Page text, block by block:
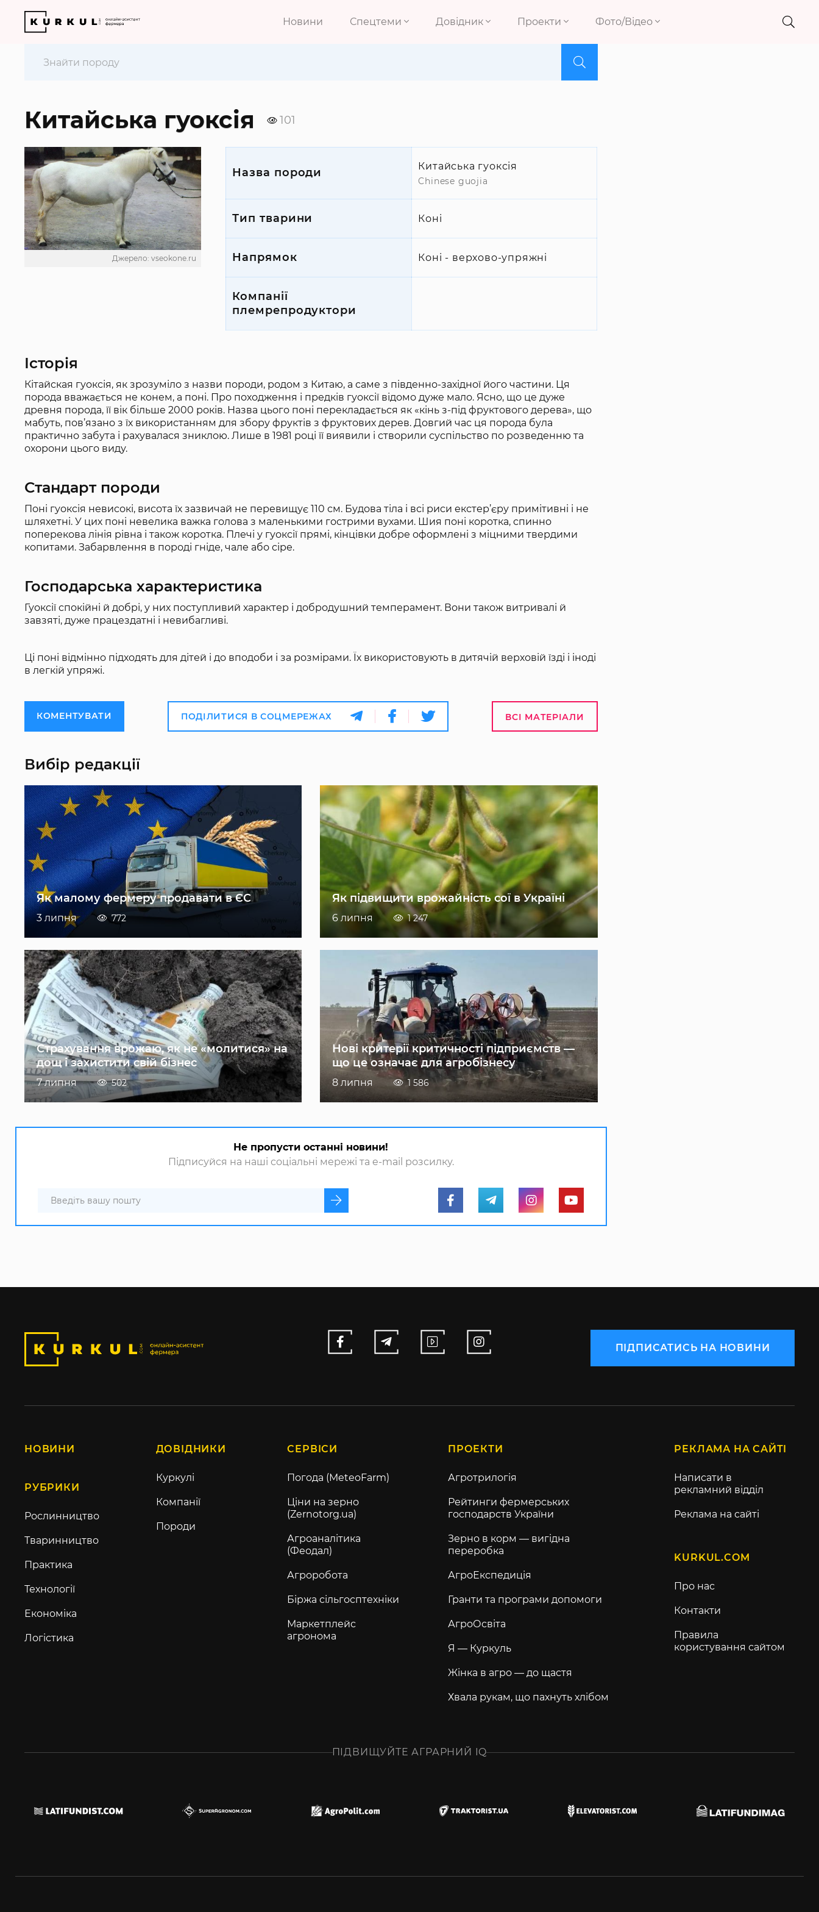
Новини Спецтеми Довідник Проекти Фото/Відео
Китайська гуоксія 101
Джерело: vseokone.ru
Назва породи Китайська гуоксія
Chinese guojia
Тип тварини Коні
Напрямок Коні - верхово-упряжні
Компанії
племрепродуктори
Історія
Кітайская гуоксія, як зрозуміло з назви породи, родом з Китаю, а саме з південно-західної його частини. Ця
порода вважається не конем, а поні. Про походження і предків гуоксії відомо дуже мало. Ясно, що це дуже
древня порода, її вік більше 2000 років. Назва цього поні перекладається як «кінь з-під фруктового дерева», що
мабуть, пов’язано з їх використанням для збору фруктів з фруктових дерев. Довгий час ця порода була
практично забута і рахувалася зниклою. Лише в 1981 році її виявили і створили суспільство по розведенню та
охорони цього виду.
Стандарт породи
Поні гуоксія невисокі, висота їх зазвичай не перевищує 110 см. Будова тіла і всі риси екстер’єру примітивні і не
шляхетні. У цих поні невелика важка голова з маленькими гострими вухами. Шия поні коротка, спинно
поперекова лінія рівна і також коротка. Плечі у гуоксії прямі, кінцівки добре оформлені з міцними твердими
копитами. Забарвлення в породі гніде, чале або сіре.
Господарська характеристика
Гуоксії спокійні й добрі, у них поступливий характер і добродушний темперамент. Вони також витривалі й
завзяті, дуже працездатні і невибагливі.
Ці поні відмінно підходять для дітей і до вподоби і за розмірами. Їх використовують в дитячій верховій їзді і іноді
в легкій упряжі.
КОМЕНТУВАТИ ПОДІЛИТИСЯ В СОЦМЕРЕЖАХ ВСІ МАТЕРІАЛИ
Вибір редакції
Як малому фермеру продавати в ЄС
3 липня 772
Як підвищити врожайність сої в Україні
6 липня 1 247
Страхування врожаю, як не «молитися» на
дощ і захистити свій бізнес
7 липня 502
Нові критерії критичності підприємств —
що це означає для агробізнесу
8 липня 1 586
Не пропусти останні новини!
Підписуйся на наші соціальні мережі та e-mail розсилку.
ПІДПИСАТИСЬ НА НОВИНИ
НОВИНИ
РУБРИКИ
Рослинництво
Тваринництво
Практика
Технології
Економіка
Логістика
ДОВІДНИКИ
Куркулі
Компанії
Породи
СЕРВІСИ
Погода (MeteoFarm)
Ціни на зерно
(Zernotorg.ua)
Агроаналітика
(Феодал)
Агроробота
Біржа сільгосптехніки
Маркетплейс
агронома
ПРОЕКТИ
Агротрилогія
Рейтинги фермерських
господарств України
Зерно в корм — вигідна
переробка
АгроЕкспедиція
Гранти та програми допомоги
АгроОсвіта
Я — Куркуль
Жінка в агро — до щастя
Хвала рукам, що пахнуть хлібом
РЕКЛАМА НА САЙТІ
Написати в
рекламний відділ
Реклама на сайті
KURKUL.COM
Про нас
Контакти
Правила
користування сайтом
ПІДВИЩУЙТЕ АГРАРНИЙ IQ